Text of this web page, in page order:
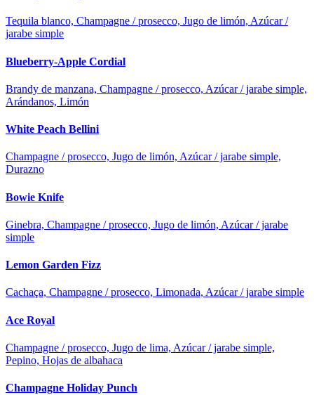
Tequila blanco, Champagne / prosecco, Jugo de limón, Azúcar /
jarabe simple
Blueberry-Apple Cordial
Brandy de manzana, Champagne / prosecco, Azúcar / jarabe simple,
Arándanos, Limón
White Peach Bellini
Champagne / prosecco, Jugo de limón, Azúcar / jarabe simple,
Durazno
Bowie Knife
Ginebra, Champagne / prosecco, Jugo de limón, Azúcar / jarabe
simple
Lemon Garden Fizz
Cachaça, Champagne / prosecco, Limonada, Azúcar / jarabe simple
Ace Royal
Champagne / prosecco, Jugo de lima, Azúcar / jarabe simple,
Pepino, Hojas de albahaca
Champagne Holiday Punch